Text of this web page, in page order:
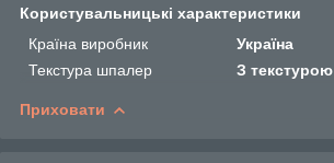
Користувальницькі характеристики
Країна виробник
Україна
Текстура шпалер
З текстурою
Приховати